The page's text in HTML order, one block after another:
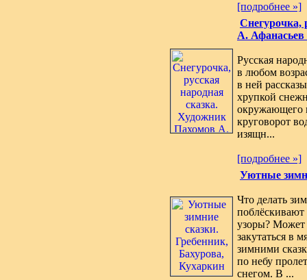
[подробнее »]
Снегурочка,
А.
Русская
в любом
в ней
хрупкой
окружающего
круговорот
изящн...
[подробнее »]
Уютные
Что делать
узоры? Может
закутаться в
зимними
по небу
снегом. В ...